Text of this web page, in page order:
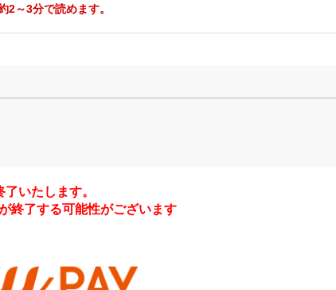
2～3分で読めます。
いたします。
終了する可能性がございます